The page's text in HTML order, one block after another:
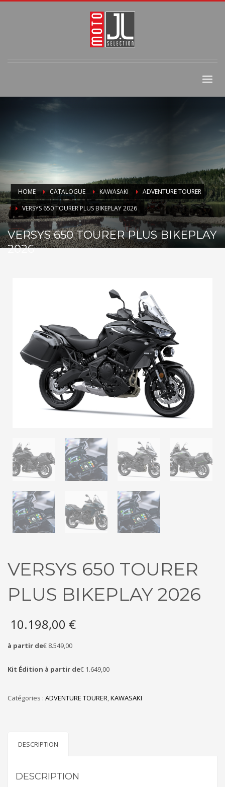
HOME CATALOGUE KAWASAKI
ADVENTURE TOURER
VERSYS 650 TOURER PLUS BIKEPLAY 2026
VERSYS 650 TOURER PLUS BIKEPLAY
2026
VERSYS 650 TOURER
PLUS BIKEPLAY 2026
10.198,00 €
à partir de€ 8.549,00
Kit Édition à partir de€ 1.649,00
Catégories : ADVENTURE TOURER,KAWASAKI
DESCRIPTION
DESCRIPTION